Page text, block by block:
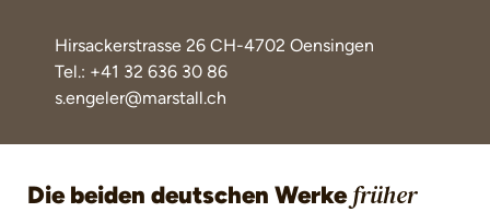
Hirsackerstrasse 26 CH-4702 Oensingen
Tel.: +41 32 636 30 86
s.engeler@marstall.ch
Die beiden deutschen Werkefrüher